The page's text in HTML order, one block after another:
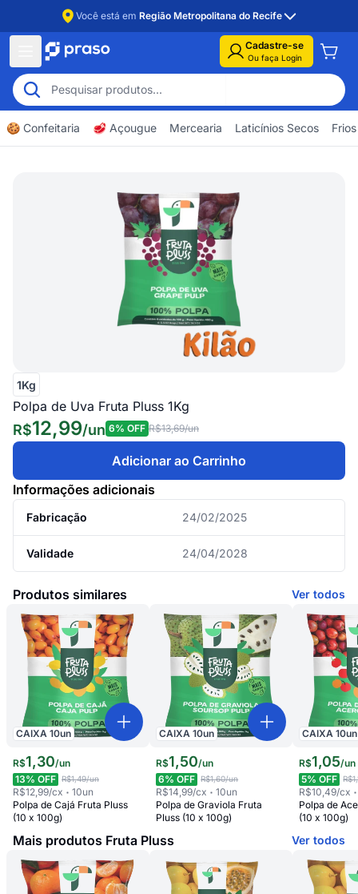
Você está em Região Metropolitana do Recife
Cadastre-se
Ou faça Login
🍪 Confeitaria 🥩 Açougue Mercearia Laticínios Secos
Informações adicionais
Fabricação 24/02/2025
Validade 24/04/2028
1Kg
Polpa de Uva Fruta Pluss 1Kg
R$12,99/un 6% OFF R$13,69/un
Adicionar ao Carrinho
Produtos similares Ver todos
CAIXA 10un
R$1,30/un
13% OFF R$1,49/un
R$12,99/cx 10un
Polpa de Cajá Fruta Pluss
(10 x 100g)
CAIXA10un
R$1,50/un
6% OFF R$1,60/un
R$14,99/cx 10un
Polpa de Graviola Fruta
Pluss (10 x 100g)
CAIXA10un
R$1,05/un
5% OFF
R$10,49/cx
Polpa de
(10 x 100g)
Mais produtos Fruta Pluss Ver todos